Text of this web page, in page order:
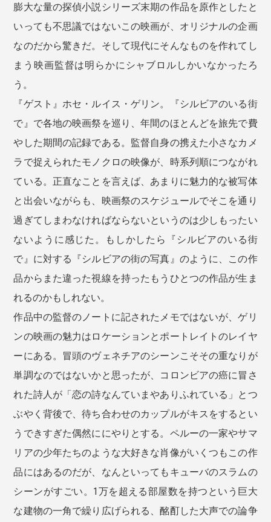
膨大な量の探偵小説シリーズ末期の作品を原作としたと
いっても不思議ではないこの映画が、オリジナルの企画
なのだから驚きだ。そして現代にそんなものを作れてし
まう映画監督は明らかにシャブロルしかいなかったろ
う。
『ゲスト』ホセ・ルイス・ゲリン。『シルビアのいる街
で』で各地の映画祭を巡り、年間のほとんどを旅先で費
やした期間の記録である。監督自身の携えた小さなカメ
ラで捉えられたモノクロの映像が、時系列順につながれ
ている。正直なことを言えば、あまりに魅力的な被写体
と出会いながらも、映画祭のスケジュールでそこを通り
過ぎてしまわなければならないというのは少しもったい
ないように感じた。もしかしたら『シルビアのいる街
で』に対する『シルビアの街の写真』のように、この作
品からまた違った視線を持ったもうひとつの作品が生ま
れるのかもしれない。
作品中の監督のノートに記されたメモではないが、ゲリ
ンの映画の魅力はロケーションとポートレイトのレイヤ
ーにある。冒頭のヴェネチアのシーンこそその重なりが
単調なのではないかと思ったが、コロンビアの癌に冒さ
れた詩人が「恋の詩なんていまやありふれている」とつ
ぶやく背後で、待ち合わせのカップルがキスをするとい
うできすぎた偶然ににやりとする。ペルーの一家やサマ
リアの少年たちのような大好きな肖像がいくつもこの作
品にはあるのだが、なんといってもキューバのスラムの
シーンがすごい。1万を超える部屋数を持つという巨大
な建物の一角で繰り広げられる、酩酊した大声での論争